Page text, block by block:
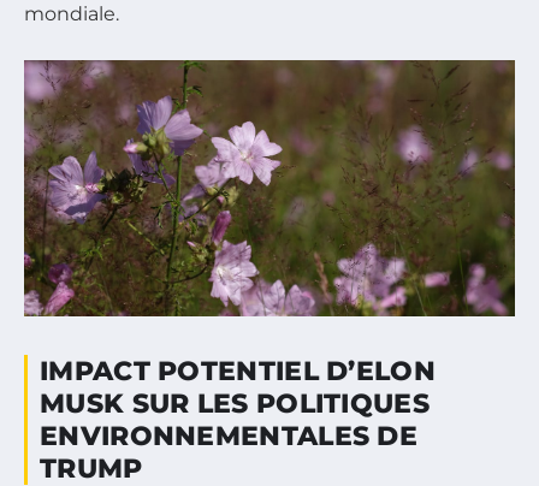
mondiale.
IMPACT POTENTIEL D’ELON
MUSK SUR LES POLITIQUES
ENVIRONNEMENTALES DE
TRUMP